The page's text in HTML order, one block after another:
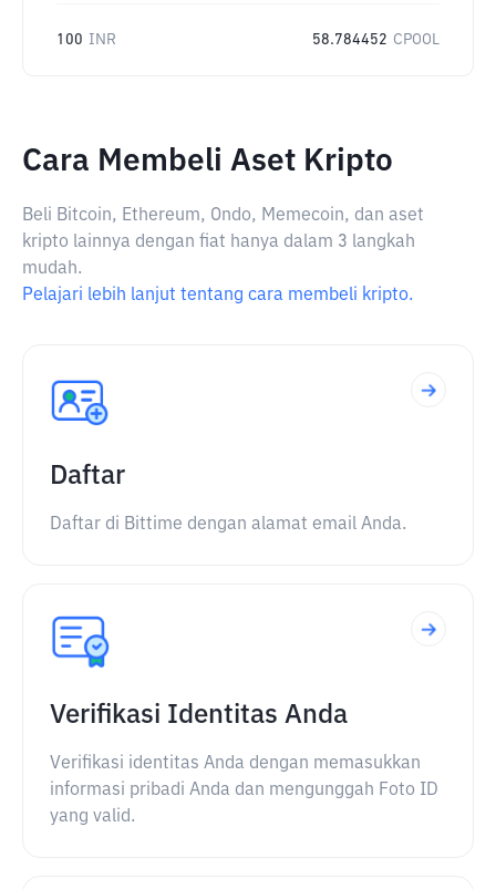
100 INR 58.784452 CPOOL
Cara Membeli Aset Kripto
Beli Bitcoin, Ethereum, Ondo, Memecoin, dan aset
kripto lainnya dengan fiat hanya dalam 3 langkah
mudah.
Pelajari lebih lanjut tentang cara membeli kripto.
Daftar
Daftar di Bittime dengan alamat email Anda.
Verifikasi Identitas Anda
Verifikasi identitas Anda dengan memasukkan
informasi pribadi Anda dan mengunggah Foto ID
yang valid.